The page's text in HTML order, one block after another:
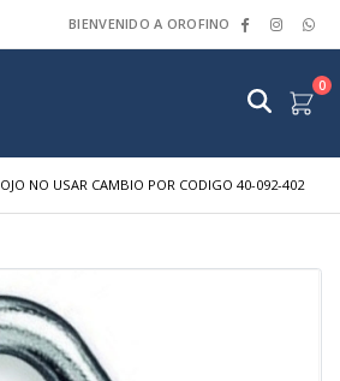
BIENVENIDO A OROFINO
0
OJO NO USAR CAMBIO POR CODIGO 40-092-402